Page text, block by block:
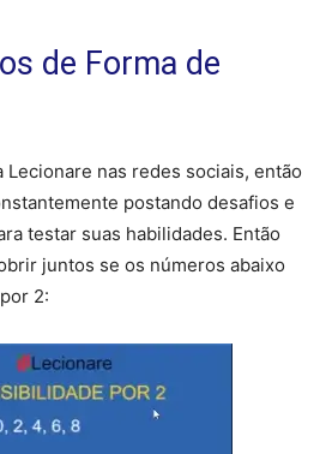
de Forma de
Lecionare nas redes sociais, então
postando desafios e
testar suas habilidades. Então
juntos se os números abaixo
2: